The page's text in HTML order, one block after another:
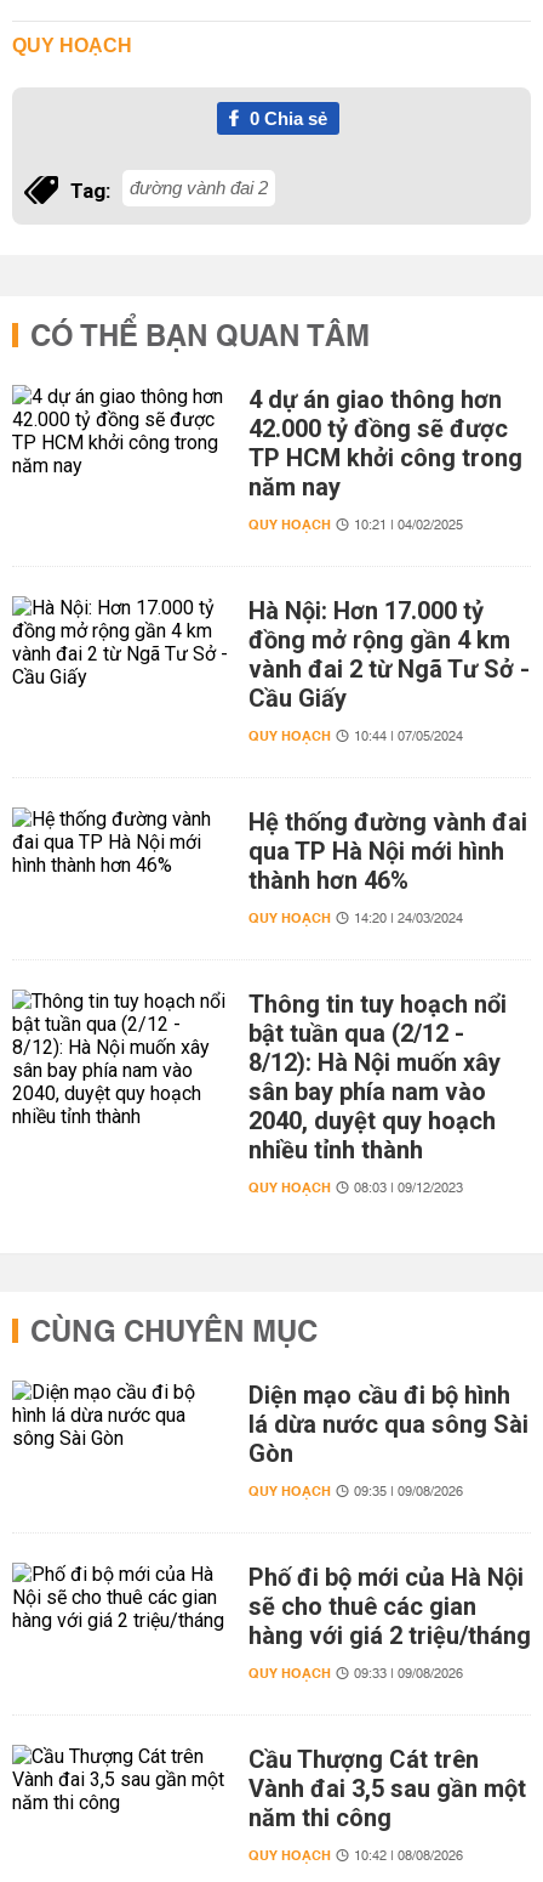
QUY HOẠCH
0Chia sẻ
Tag: đường vành đai 2
CÓ THỂ BẠN QUAN TÂM
4 dự án giao thông hơn
42.000 tỷ đồng sẽ được
TP HCM khởi công trong
năm nay
QUY HOẠCH 10:21 | 04/02/2025
Hà Nội: Hơn 17.000 tỷ
đồng mở rộng gần 4 km
vành đai 2 từ Ngã Tư Sở -
Cầu Giấy
QUY HOẠCH 10:44 | 07/05/2024
Hệ thống đường vành đai
qua TP Hà Nội mới hình
thành hơn 46%
QUY HOẠCH 14:20 | 24/03/2024
Thông tin tuy hoạch nổi
bật tuần qua (2/12 -
8/12): Hà Nội muốn xây
sân bay phía nam vào
2040, duyệt quy hoạch
nhiều tỉnh thành
QUY HOẠCH 08:03 | 09/12/2023
CÙNG CHUYÊN MỤC
Diện mạo cầu đi bộ hình
lá dừa nước qua sông Sài
Gòn
QUY HOẠCH 09:35 | 09/08/2026
Phố đi bộ mới của Hà Nội
sẽ cho thuê các gian
hàng với giá 2 triệu/tháng
QUY HOẠCH 09:33 | 09/08/2026
Cầu Thượng Cát trên
Vành đai 3,5 sau gần một
năm thi công
QUY HOẠCH 10:42 | 08/08/2026